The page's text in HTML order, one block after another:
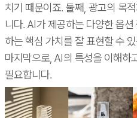
치기 때문이죠. 둘째, 광고의 목
니다. AI가 제공하는 다양한 옵
하는 핵심 가치를 잘 표현할 수
마지막으로, AI의 특성을 이해하
필요합니다.